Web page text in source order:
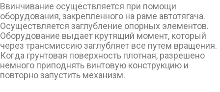
Ввинчивание осуществляется при помощи
оборудования, закрепленного на раме автотягача.
Осуществляется заглубление опорных элементов.
Оборудование выдает крутящий момент, который
через трансмиссию заглубляет все путем вращения.
Когда грунтовая поверхность плотная, разрешено
немного приподнять винтовую конструкцию и
повторно запустить механизм.